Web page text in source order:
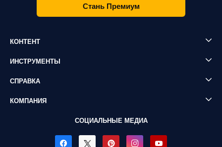
Стань Премиум
КОНТЕНТ
ИНСТРУМЕНТЫ
СПРАВКА
КОМПАНИЯ
СОЦИАЛЬНЫЕ МЕДИА